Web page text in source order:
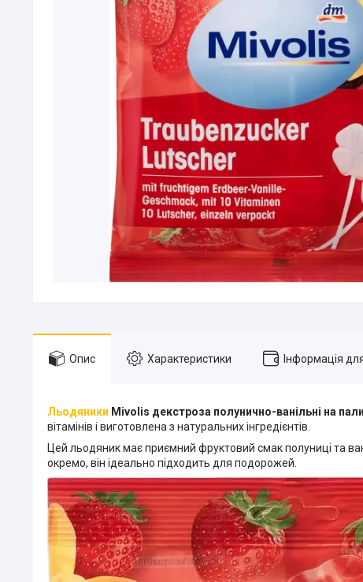
Опис Характеристики Інформація
Льодяники Mivolis декстроза полунично-ванільні на
вітамінів і виготовлена з натуральних інгредієнтів.
Цей льодяник має приємний фруктовий смак полуниці та
окремо, він ідеально підходить для подорожей.